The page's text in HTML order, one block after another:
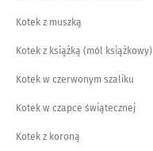
Kotek z muszką
Kotek z książką (mól książkowy)
Kotek w czerwonym szaliku
Kotek w czapce świątecznej
Kotek z koroną